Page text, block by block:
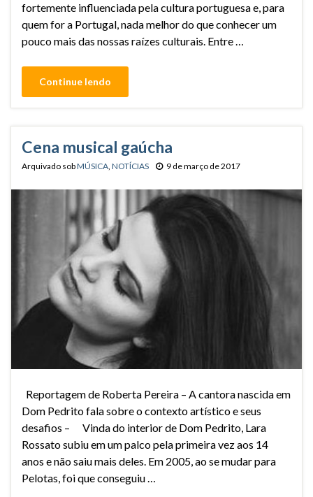
fortemente influenciada pela cultura portuguesa e, para
quem for a Portugal, nada melhor do que conhecer um
pouco mais das nossas raízes culturais. Entre …
Continue lendo
Cena musical gaúcha
Arquivado sobMÚSICA, NOTÍCIAS 9 de março de 2017
Reportagem de Roberta Pereira – A cantora nascida em
Dom Pedrito fala sobre o contexto artístico e seus
desafios – Vinda do interior de Dom Pedrito, Lara
Rossato subiu em um palco pela primeira vez aos 14
anos e não saiu mais deles. Em 2005, ao se mudar para
Pelotas, foi que conseguiu …